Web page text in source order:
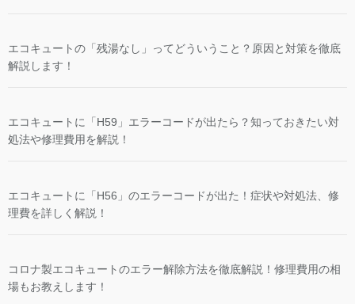
エコキュートの「残湯なし」ってどういうこと？原因と対策を徹底
解説します！
エコキュートに「H59」エラーコードが出たら？知っておきたい対
処法や修理費用を解説！
エコキュートに「H56」のエラーコードが出た！症状や対処法、修
理費を詳しく解説！
コロナ製エコキュートのエラー解除方法を徹底解説！修理費用の相
場もお教えします！